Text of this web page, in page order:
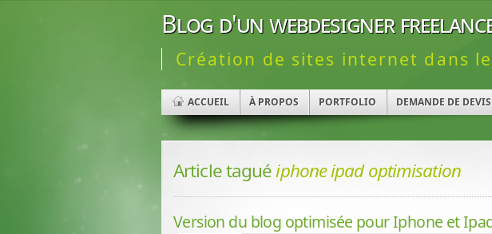
Blog d'un webdesigner
Création de sites internet dans
ACCUEIL À PROPOS PORTFOLIO DEMANDE DE DEVIS
Article taguéiphone ipad optimisation
Version du blog optimisée pour Iphone et